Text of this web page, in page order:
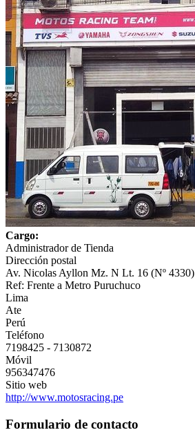
Cargo:
Administrador de Tienda
Dirección postal
Av. Nicolas Ayllon Mz. N Lt. 16 (Nº 4330)
Ref: Frente a Metro Puruchuco
Lima
Ate
Perú
Teléfono
7198425 - 7130872
Móvil
956347476
Sitio web
http://www.motosracing.pe
Formulario de contacto